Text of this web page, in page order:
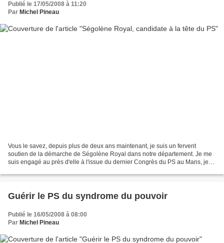
Publié le 17/05/2008 à 11:20
Par Michel Pineau
Vous le savez, depuis plus de deux ans maintenant, je suis un fervent
soutien de la démarche de Ségolène Royal dans notre département. Je me
suis engagé au près d'elle à l'issue du dernier Congrès du PS au Mans, je
Guérir le PS du syndrome du pouvoir
Publié le 16/05/2008 à 08:00
Par Michel Pineau